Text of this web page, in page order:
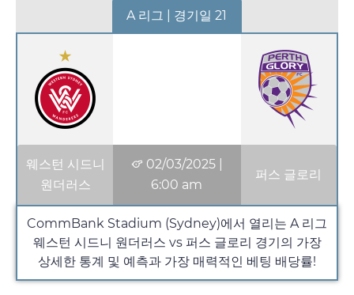
A 리그 | 경기일 21
웨스턴 시드니
원더러스
02/03/2025|
6:00 am
퍼스 글로리
CommBank Stadium (Sydney)에서 열리는 A 리그
웨스턴 시드니 원더러스 vs 퍼스 글로리 경기의 가장
상세한 통계 및 예측과 가장 매력적인 베팅 배당률!